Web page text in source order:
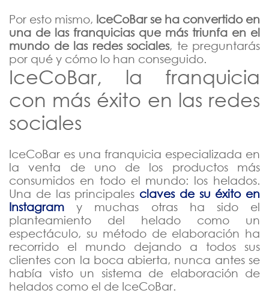
Enero
2018
Por esto mismo, IceCoBar se ha convertido en
una de las franquicias que más triunfa en el
mundo de las redes sociales, te preguntarás
por qué y cómo lo han conseguido.
IceCoBar, la franquicia
con más éxito en las redes
sociales
IceCoBar es una franquicia especializada en
la venta de uno de los productos más
consumidos en todo el mundo: los helados.
Una de las principales claves de su éxito en
Instagram y muchas otras ha sido el
planteamiento del helado como un
espectáculo, su método de elaboración ha
recorrido el mundo dejando a todos sus
clientes con la boca abierta, nunca antes se
había visto un sistema de elaboración de
helados como el de IceCoBar.